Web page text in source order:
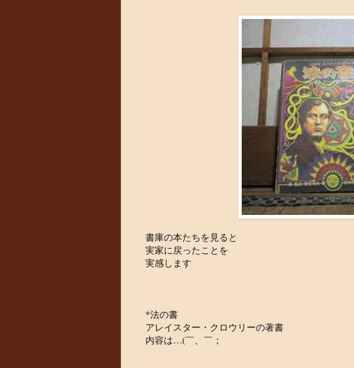
書庫の本たちを見ると
実家に戻ったことを
実感します
*法の書
アレイスター・クロウリーの著書
内容は…(￣、￣；